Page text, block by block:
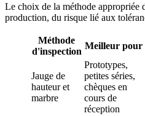
Le choix de la méthode appropriée
production, du risque lié aux
Méthode
d'inspection
Meilleur pour
Jauge de
hauteur et
marbre
Prototypes,
petites séries,
chèques en
cours de
réception